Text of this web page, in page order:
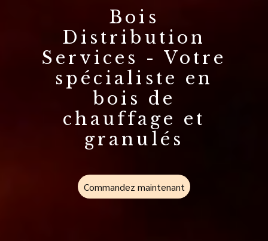
Bois
Distribution
Services - Votre
spécialiste en
bois de
chauffage et
granulés
Commandez maintenant